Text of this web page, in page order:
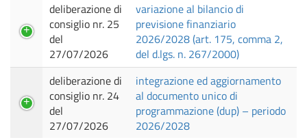
deliberazione di
consiglio nr. 25
del
27/07/2026
variazione al bilancio di
previsione finanziario
2026/2028 (art. 175, comma 2,
del d.lgs. n. 267/2000)
deliberazione di
consiglio nr. 24
del
27/07/2026
integrazione ed aggiornamento
al documento unico di
programmazione (dup) – periodo
2026/2028